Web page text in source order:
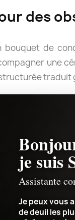
des
de
une
traduit
blanches
tandis que
retenir,
que vous
je suis
Assistante
Je peux vous
de deuil les